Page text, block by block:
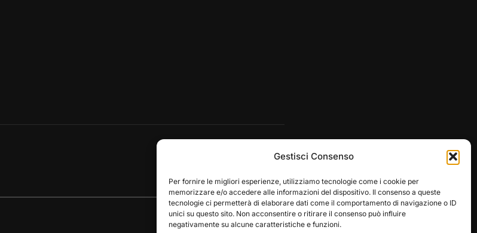
Gestisci Consenso
Per fornire le migliori esperienze, utilizziamo tecnologie come i cookie per
memorizzare e/o accedere alle informazioni del dispositivo. Il consenso a queste
tecnologie ci permetterà di elaborare dati come il comportamento di navigazione o ID
unici su questo sito. Non acconsentire o ritirare il consenso può influire
negativamente su alcune caratteristiche e funzioni.